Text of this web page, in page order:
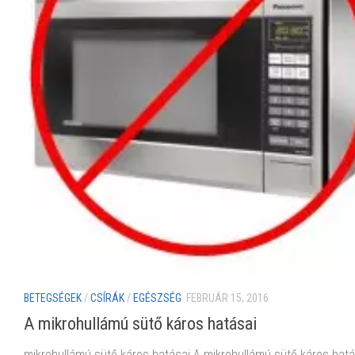
BETEGSÉGEK /CSÍRÁK / EGÉSZSÉG FEBRUÁR 15, 2016
A mikrohullámú sütő káros hatásai